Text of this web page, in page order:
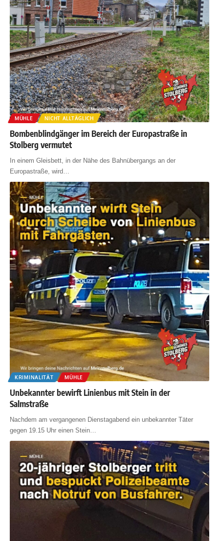
MÜHLE NICHT ALLTÄGLICH
Bombenblindgänger im Bereich der Europastraße in
Stolberg vermutet
In einem Gleisbett, in der Nähe des Bahnübergangs an der
Europastraße, wird
KRIMINALITÄT MÜHLE
Unbekannter bewirft Linienbus mit Stein in der
Salmstraße
Nachdem am vergangenen Dienstagabend ein unbekannter Täter
gegen 19.15 Uhr einen Stein